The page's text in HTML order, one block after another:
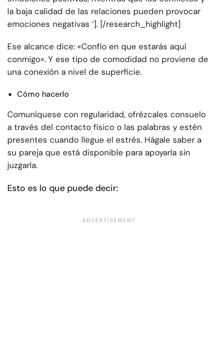
la baja calidad de las relaciones pueden provocar
emociones negativas ‘]. [/research_highlight]
Ese alcance dice: «Confío en que estarás aquí
conmigo». Y ese tipo de comodidad no proviene de
una conexión a nivel de superficie.
Cómo hacerlo
Comuníquese con regularidad, ofrézcales consuelo
a través del contacto físico o las palabras y estén
presentes cuando llegue el estrés. Hágale saber a
su pareja que está disponible para apoyarla sin
juzgarla.
Esto es lo que puede decir: